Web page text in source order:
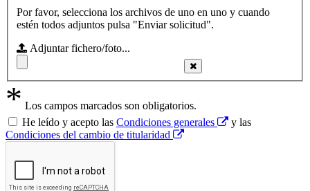
Por favor, selecciona los archivos de uno en uno y cuando
estén todos adjuntos pulsa "Enviar solicitud".
Adjuntar fichero/foto...
* Los campos marcados son obligatorios.
He leído y acepto las Condiciones generales
y las
Condiciones del cambio de titularidad